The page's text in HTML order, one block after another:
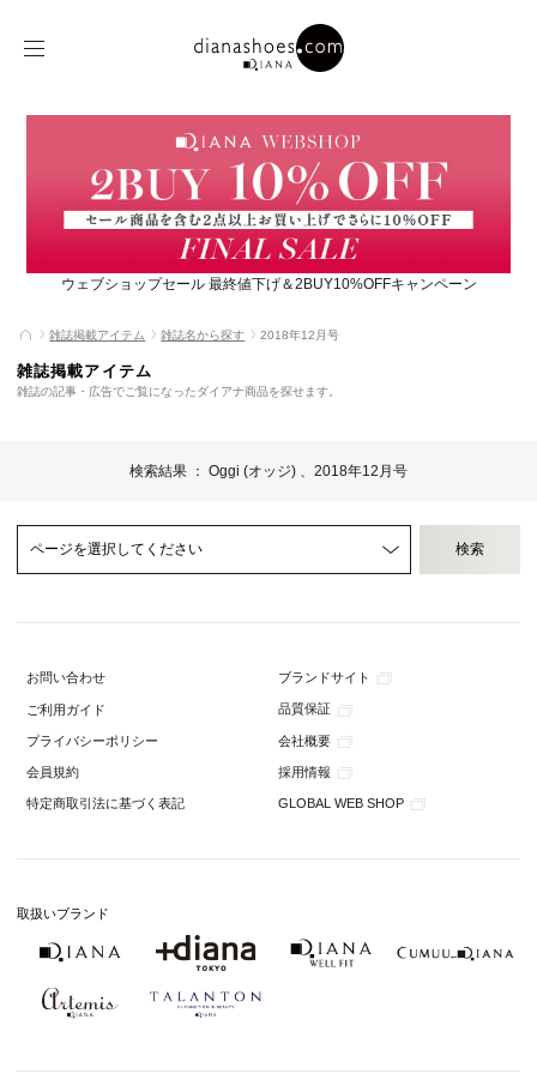
ウェブショップセール 最終値下げ＆2BUY10%OFFキャンペーン
雑誌掲載アイテム 雑誌名から探す 2018年12月号
雑誌掲載アイテム
雑誌の記事・広告でご覧になったダイアナ商品を探せます。
検索結果 ： Oggi (オッジ) 、2018年12月号
お問い合わせ ブランドサイト
ご利用ガイド 品質保証
プライバシーポリシー 会社概要
会員規約 採用情報
特定商取引法に基づく表記 GLOBAL WEB SHOP
取扱いブランド